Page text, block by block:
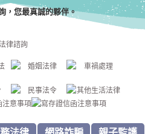
，您最真誠的夥伴。